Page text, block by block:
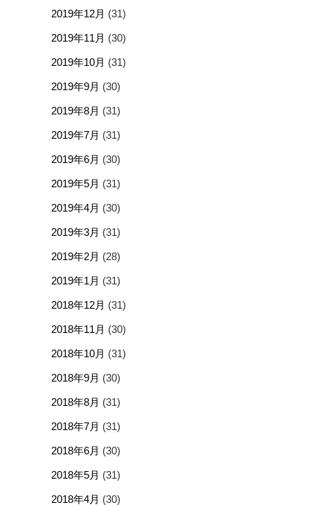
2019年12月 (31)
2019年11月 (30)
2019年10月 (31)
2019年9月 (30)
2019年8月 (31)
2019年7月 (31)
2019年6月 (30)
2019年5月 (31)
2019年4月 (30)
2019年3月 (31)
2019年2月 (28)
2019年1月 (31)
2018年12月 (31)
2018年11月 (30)
2018年10月 (31)
2018年9月 (30)
2018年8月 (31)
2018年7月 (31)
2018年6月 (30)
2018年5月 (31)
2018年4月 (30)